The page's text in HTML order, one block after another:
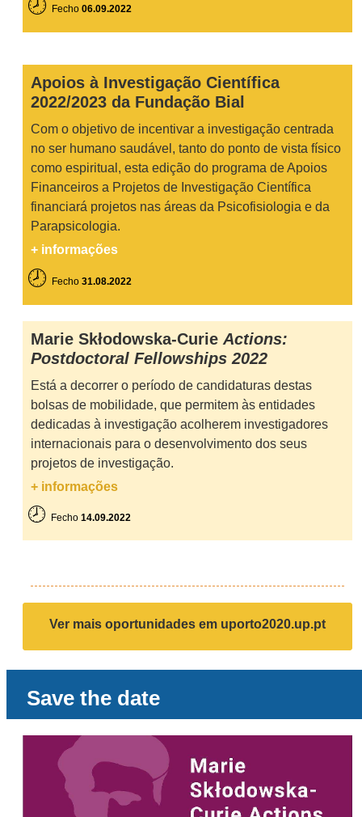
🕗 Fecho 06.09.2022
Apoios à Investigação Científica
2022/2023 da Fundação Bial
Com o objetivo de incentivar a investigação centrada
no ser humano saudável, tanto do ponto de vista físico
como espiritual, esta edição do programa de Apoios
Financeiros a Projetos de Investigação Científica
financiará projetos nas áreas da Psicofisiologia e da
Parapsicologia.
+ informações
🕗 Fecho 31.08.2022
Marie Skłodowska-Curie Actions:
Postdoctoral Fellowships 2022
Está a decorrer o período de candidaturas destas
bolsas de mobilidade, que permitem às entidades
dedicadas à investigação acolherem investigadores
internacionais para o desenvolvimento dos seus
projetos de investigação.
+ informações
🕗 Fecho 14.09.2022
Ver mais oportunidades em uporto2020.up.pt
Save the date